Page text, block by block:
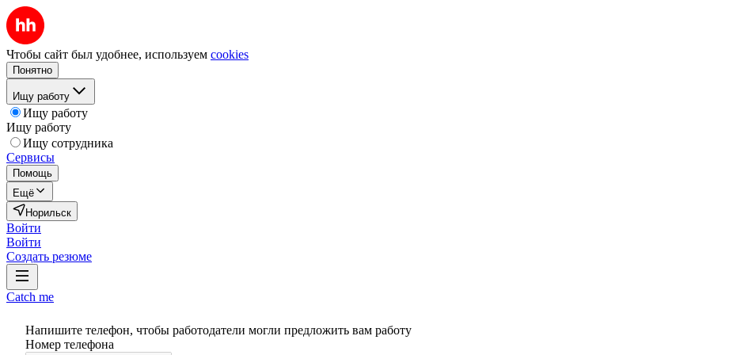
Чтобы сайт был удобнее, используем cookies
Понятно
Ищу работу
Ищу работу
Ищу работу
Ищу сотрудника
Сервисы
Помощь
Ещё
Норильск
Войти
Войти
Создать резюме
Catch me
Напишите телефон, чтобы работодатели могли предложить вам работу
Номер телефона